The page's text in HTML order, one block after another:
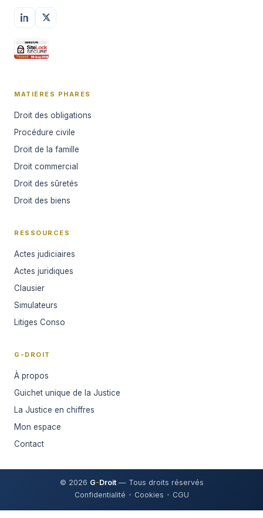
MATIÈRES PHARES
Droit des obligations
Procédure civile
Droit de la famille
Droit commercial
Droit des sûretés
Droit des biens
RESSOURCES
Actes judiciaires
Actes juridiques
Clausier
Simulateurs
Litiges Conso
G-DROIT
À propos
Guichet unique de la Justice
La Justice en chiffres
Mon espace
Contact
© 2026 G-Droit— Tous droits réservés
Confidentialité
Cookies CGU